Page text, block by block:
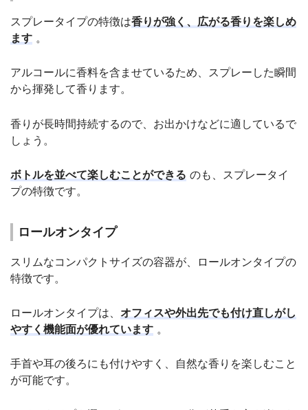
スプレータイプの特徴は香りが強く、広がる香りを楽しめ
ます 。
アルコールに香料を含ませているため、スプレーした瞬間
から揮発して香ります。
香りが長時間持続するので、お出かけなどに適しているで
しょう。
ボトルを並べて楽しむことができる のも、スプレータイ
プの特徴です。
ロールオンタイプ
スリムなコンパクトサイズの容器が、ロールオンタイプの
特徴です。
ロールオンタイプは、 オフィスや外出先でも付け直しがし
やすく機能面が優れています 。
手首や耳の後ろにも付けやすく、自然な香りを楽しむこと
が可能です。